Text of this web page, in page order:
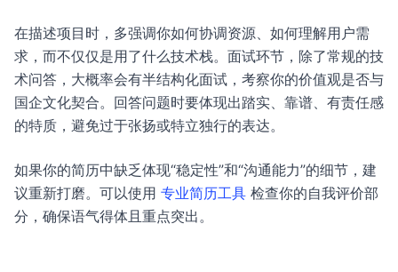
在描述项目时，多强调你如何协调资源、如何理解用户需
求，而不仅仅是用了什么技术栈。面试环节，除了常规的技
术问答，大概率会有半结构化面试，考察你的价值观是否与
国企文化契合。回答问题时要体现出踏实、靠谱、有责任感
的特质，避免过于张扬或特立独行的表达。
如果你的简历中缺乏体现“稳定性”和“沟通能力”的细节，建
议重新打磨。可以使用 专业简历工具 检查你的自我评价部
分，确保语气得体且重点突出。